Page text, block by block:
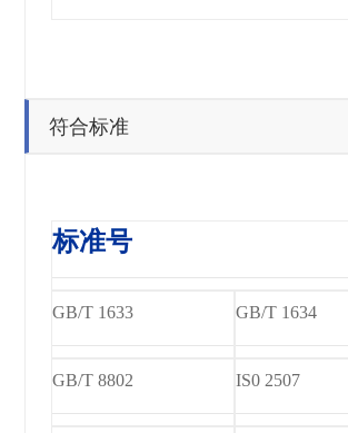
符合标准
标准号
GB/T 1633 GB/T 1634
GB/T 8802 IS0 2507